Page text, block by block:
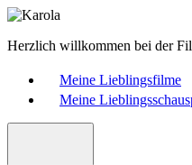
Herzlich willkommen bei der
Meine Lieblingsfilme
Meine